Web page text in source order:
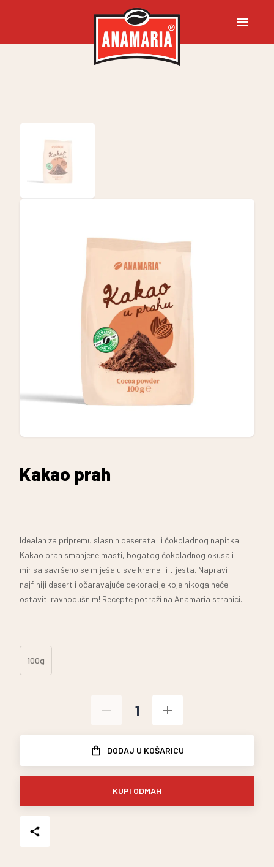
Kakao prah
Idealan za pripremu slasnih deserata ili čokoladnog napitka.
Kakao prah smanjene masti, bogatog čokoladnog okusa i
mirisa savršeno se miješa u sve kreme ili tijesta. Napravi
najfiniji desert i očaravajuće dekoracije koje nikoga neće
ostaviti ravnodušnim! Recepte potraži na Anamaria stranici.
100g
DODAJ U KOŠARICU
KUPI ODMAH